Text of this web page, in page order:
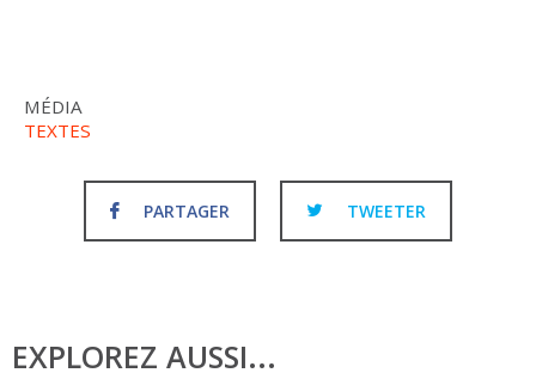
MÉDIA
TEXTES
PARTAGER TWEETER
EXPLOREZ AUSSI...